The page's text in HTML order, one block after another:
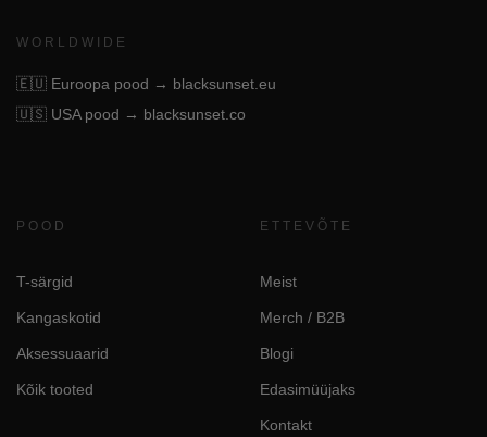
WORLDWIDE
🇪🇺 Euroopa pood → blacksunset.eu
🇺🇸 USA pood → blacksunset.co
POOD
T-särgid
Kangaskotid
Aksessuaarid
Kõik tooted
ETTEVÕTE
Meist
Merch / B2B
Blogi
Edasimüüjaks
Kontakt